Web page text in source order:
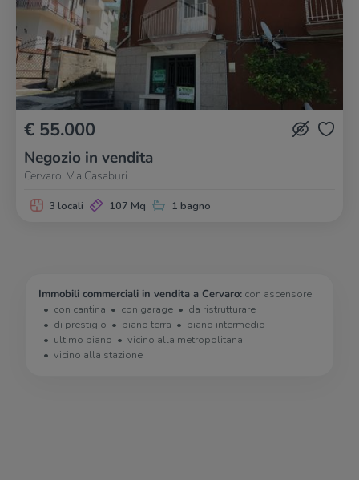
€ 55.000
Negozio in vendita
Cervaro, Via Casaburi
3 locali 107 Mq 1 bagno
Immobili commerciali in vendita a Cervaro: con ascensore
con cantina
con garage
da ristrutturare
di prestigio
piano terra
piano intermedio
ultimo piano
vicino alla metropolitana
vicino alla stazione